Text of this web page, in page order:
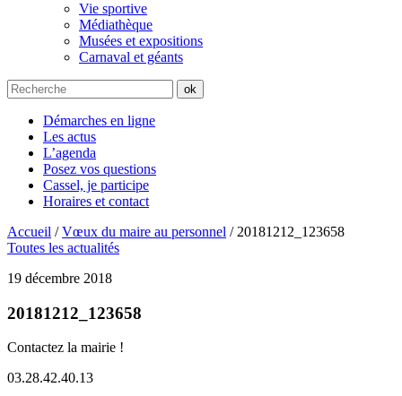
Vie sportive
Médiathèque
Musées et expositions
Carnaval et géants
Démarches en ligne
Les actus
L’agenda
Posez vos questions
Cassel, je participe
Horaires et contact
Accueil /Vœux du maire au personnel / 20181212_123658
Toutes les actualités
19 décembre 2018
20181212_123658
Contactez la mairie !
03.28.42.40.13